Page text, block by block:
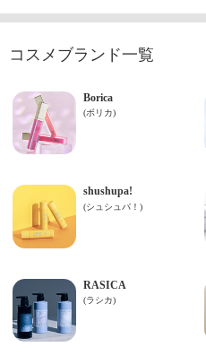
コスメブランド一覧